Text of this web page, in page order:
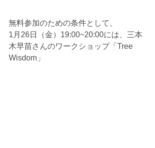
無料参加のための条件として、
1月26日（金）19:00~20:00には、三本
木早苗さんのワークショップ「Tree
Wisdom」